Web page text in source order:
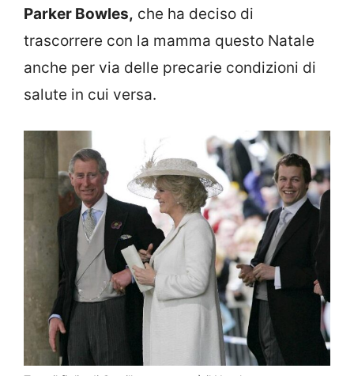
Parker Bowles, che ha deciso di
trascorrere con la mamma questo Natale
anche per via delle precarie condizioni di
salute in cui versa.